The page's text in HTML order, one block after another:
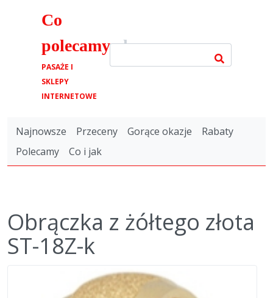
Co
polecamy.pl
PASAŻE I
SKLEPY
INTERNETOWE
Najnowsze Przeceny Gorące okazje
Rabaty
Polecamy
Co i jak
Obrączka z żółtego złota
ST-18Z-k